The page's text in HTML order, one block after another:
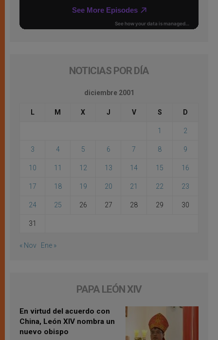
NOTICIAS POR DÍA
diciembre 2001
L M X J V S D
1 2
3 4 5 6 7 8 9
10 11 12 13 14 15 16
17 18 19 20 21 22 23
24 25 26 27 28 29 30
31
« Nov Ene »
PAPA LEÓN XIV
En virtud del acuerdo con
China, León XIV nombra un
nuevo obispo